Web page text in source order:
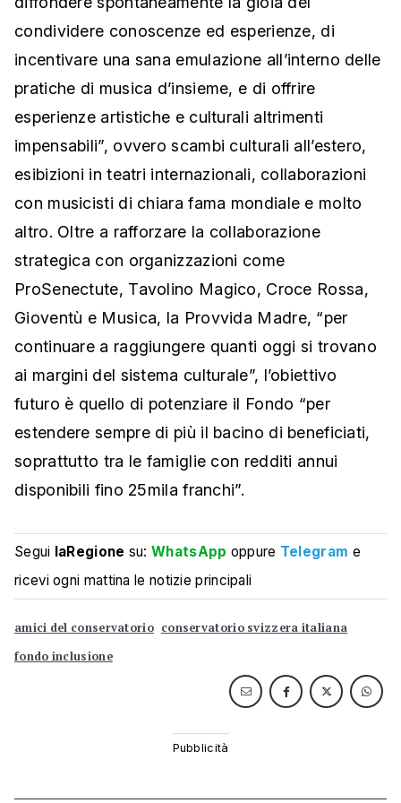
condividere conoscenze ed esperienze, di
incentivare una sana emulazione all’interno delle
pratiche di musica d’insieme, e di offrire
esperienze artistiche e culturali altrimenti
impensabili”, ovvero scambi culturali all’estero,
esibizioni in teatri internazionali, collaborazioni
con musicisti di chiara fama mondiale e molto
altro. Oltre a rafforzare la collaborazione
strategica con organizzazioni come
ProSenectute, Tavolino Magico, Croce Rossa,
Gioventù e Musica, la Provvida Madre, “per
continuare a raggiungere quanti oggi si trovano
ai margini del sistema culturale”, l’obiettivo
futuro è quello di potenziare il Fondo “per
estendere sempre di più il bacino di beneficiati,
soprattutto tra le famiglie con redditi annui
disponibili fino 25mila franchi”.
Segui laRegione su:WhatsApp oppure Telegram e
ricevi ogni mattina le notizie principali
amici del conservatorio conservatorio svizzera italiana
fondo inclusione